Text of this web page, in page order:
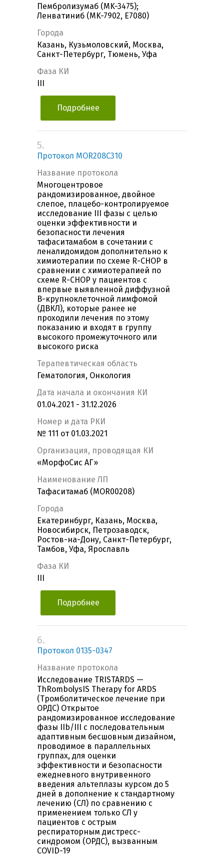
Пембролизумаб (MK-3475);
Ленватиниб (MK-7902, E7080)
Города
Казань, Кузьмоловский, Москва,
Санкт-Петербург, Тюмень, Уфа
Фаза КИ
Подробнее
5.
Протокол MOR208C310
Название протокола
Многоцентровое
рандомизированное, двойное
слепое, плацебо-контролируемое
исследование III фазы с целью
оценки эффективности и
безопасности лечения
тафаситамабом в сочетании с
леналидомидом дополнительно к
химиотерапии по схеме R-CHOP в
сравнении с химиотерапией по
схеме R-CHOP у пациентов с
впервые выявленной диффузной
В-крупноклеточной лимфомой
(ДВКЛ), которые ранее не
проходили лечения по этому
показанию и входят в группу
высокого промежуточного или
высокого риска
Терапевтическая область
Гематология, Онкология
Дата начала и окончания КИ
01.04.2021 - 31.12.2026
Номер и дата РКИ
№ 111 от 01.03.2021
Организация, проводящая КИ
«МорфоСис АГ»
Наименование ЛП
Тафаситамаб (MOR00208)
Города
Екатеринбург, Казань, Москва,
Новосибирск, Петрозаводск,
Ростов-на-Дону, Санкт-Петербург,
Тамбов, Уфа, Ярославль
Фаза КИ
Подробнее
6.
Протокол 0135-0347
Название протокола
Исследование TRISTARDS —
ThRombolysIS Therapy for ARDS
(Тромболитическое лечение при
ОРДС) Открытое
рандомизированное исследование
фазы IIb/III с последовательным
адаптивным бесшовным дизайном,
проводимое в параллельных
группах, для оценки
эффективности и безопасности
ежедневного внутривенного
введения альтеплазы курсом до 5
дней в дополнение к стандартному
лечению (СЛ) по сравнению с
применением только СЛ у
пациентов с острым
респираторным дистресс-
синдромом (ОРДС), вызванным
COVID-19